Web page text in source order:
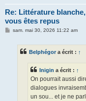
Re: Littérature
vous êtes repus
Msam. mai 30, 2026 11:22 am
Belphégor a écrit : ↑
Inigin a écrit : ↑
On pourrait aussi
dialogues
un sou... et je ne